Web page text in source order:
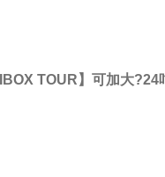
TOUR】可加大?24